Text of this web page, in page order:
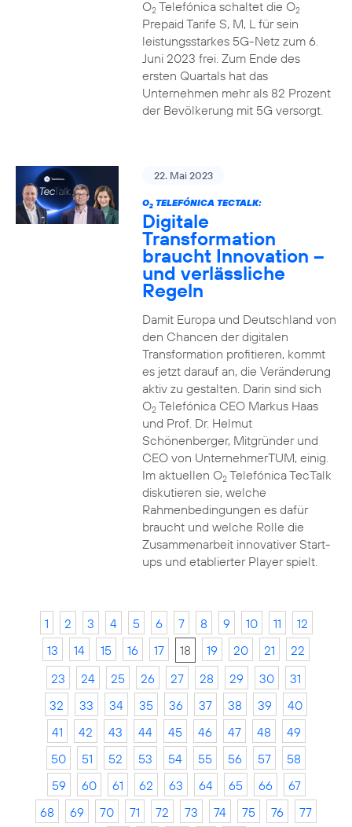
O2Telefónica schaltet die O2
Prepaid Tarife S, M, L für sein
leistungsstarkes 5G-Netz zum 6.
Juni 2023 frei. Zum Ende des
ersten Quartals hat das
Unternehmen mehr als 82 Prozent
der Bevölkerung mit 5G versorgt.
22. Mai 2023
O2TELEFÓNICA TECTALK:
Digitale
Transformation
braucht Innovation –
und verlässliche
Regeln
Damit Europa und Deutschland von
den Chancen der digitalen
Transformation profitieren, kommt
es jetzt darauf an, die Veränderung
aktiv zu gestalten. Darin sind sich
O2Telefónica CEO Markus Haas
und Prof. Dr. Helmut
Schönenberger, Mitgründer und
CEO von UnternehmerTUM, einig.
Im aktuellen O2Telefónica TecTalk
diskutieren sie, welche
Rahmenbedingungen es dafür
braucht und welche Rolle die
Zusammenarbeit innovativer Start-
ups und etablierter Player spielt.
1 2 3 4 5 6 7 8 9 10 11
12
13
14 15 16 17 18 19 20 21
22
23
24 25 26 27 28 29 30
31
32
33 34 35 36 37 38 39
40
41
42 43 44 45 46 47 48
49
50
51 52 53 54 55 56 57
58
59
60 61 62 63 64 65 66
67
68
69 70 71 72 73 74 75 76
77